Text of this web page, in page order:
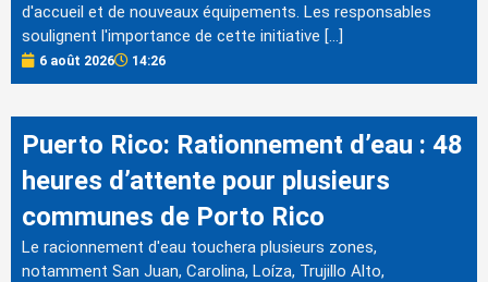
d'accueil et de nouveaux équipements. Les responsables
soulignent l'importance de cette initiative […]
6 août 2026 14:26
Puerto Rico: Rationnement d’eau : 48
heures d’attente pour plusieurs
communes de Porto Rico
Le racionnement d'eau touchera plusieurs zones,
notamment San Juan, Carolina, Loíza, Trujillo Alto,